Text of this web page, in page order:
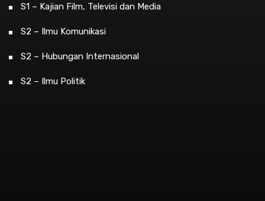
S1 – Kajian Film, Televisi dan Media
S2 – Ilmu Komunikasi
S2 – Hubungan Internasional
S2 – Ilmu Politik